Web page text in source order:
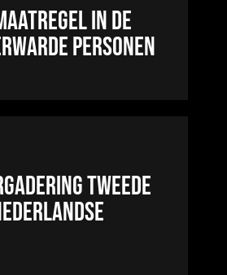
in de
personen
Tweede